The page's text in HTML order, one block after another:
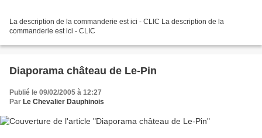
La description de la commanderie est ici - CLIC La description de la
commanderie est ici - CLIC
Diaporama château de Le-Pin
Publié le 09/02/2005 à 12:27
Par Le Chevalier Dauphinois